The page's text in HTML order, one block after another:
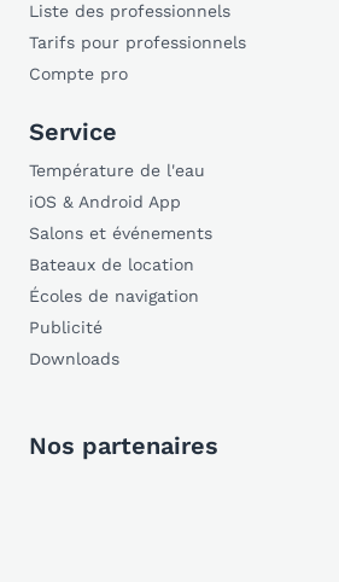
Liste des professionnels
Tarifs pour professionnels
Compte pro
Service
Température de l'eau
iOS & Android App
Salons et événements
Bateaux de location
Écoles de navigation
Publicité
Downloads
Nos partenaires